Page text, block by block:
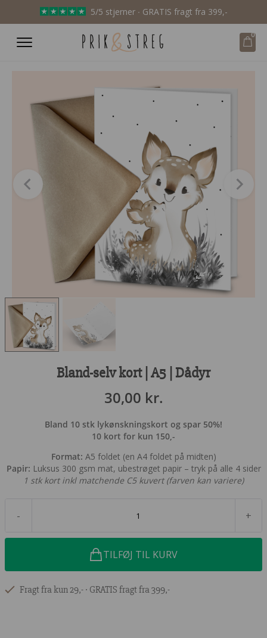
5/5 stjerner ∙ GRATIS fragt fra 399,-
0
Bland-selv kort | A5 | Dådyr
30,00 kr.
Bland 10 stk lykønskningskort og spar 50%!
10 kort for kun 150,-
Format: A5 foldet (en A4 foldet på midten)
Papir: Luksus 300 gsm mat, ubestrøget papir – tryk på alle 4 sider
1 stk kort inkl matchende C5 kuvert (farven kan variere)
- +
TILFØJ TIL KURV
Fragt fra kun 29,- ∙ GRATIS fragt fra 399,-